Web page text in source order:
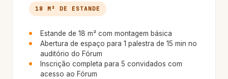
18 M² DE ESTANDE
Estande de 18 m² com montagem básica
Abertura de espaço para 1 palestra de 15 min no
auditório do Fórum
Inscrição completa para 5 convidados com
acesso ao Fórum